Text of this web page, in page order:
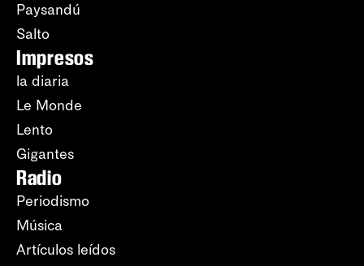
Paysandú
Salto
Impresos
la diaria
Le Monde
Lento
Gigantes
Radio
Periodismo
Música
Artículos leídos